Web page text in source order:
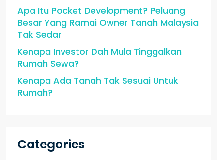
Apa Itu Pocket Development? Peluang
Besar Yang Ramai Owner Tanah Malaysia
Tak Sedar
Kenapa Investor Dah Mula Tinggalkan
Rumah Sewa?
Kenapa Ada Tanah Tak Sesuai Untuk
Rumah?
Categories